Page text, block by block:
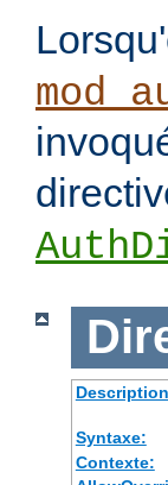
Syntaxe:
Contexte: